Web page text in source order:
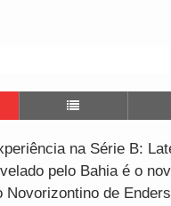
na Série B:
pelo Bahia é o
Novorizontino de